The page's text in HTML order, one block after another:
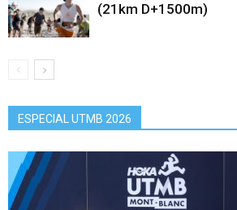
(21km D+1500m)
ESPECIAL UTMB 2026